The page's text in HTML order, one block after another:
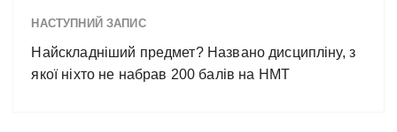
НАСТУПНИЙ ЗАПИС
Найскладніший предмет? Названо дисципліну, з
якої ніхто не набрав 200 балів на НМТ